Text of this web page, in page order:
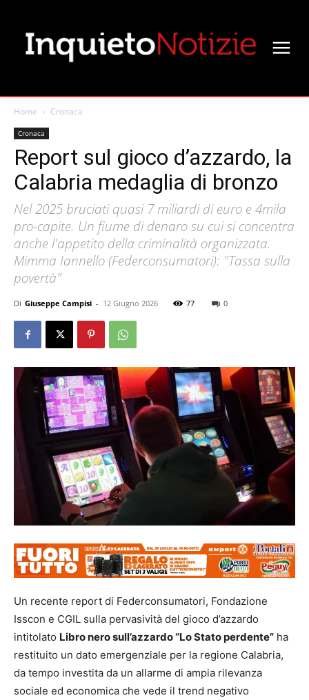
Home Cronaca
Cronaca
Report sul gioco d’azzardo, la
Calabria medaglia di bronzo
Nel 2025 bruciati quasi 7 miliardi di euro e 4mila
pro-capite. Un fiume di denaro su cui si concentra
anche l'appetito della criminalità organizzata.
Mimma Iannello (Federconsumatori): "Tassa sulla
povertà"
Di Giuseppe Campisi - 12 Giugno 2026 77 0
Un recente report di Federconsumatori, Fondazione
Isscon e CGIL sulla pervasività del gioco d’azzardo
intitolato Libro nero sull’azzardo “Lo Stato perdente” ha
restituito un dato emergenziale per la regione Calabria,
da tempo investita da un allarme di ampia rilevanza
sociale ed economica che vede il trend negativo